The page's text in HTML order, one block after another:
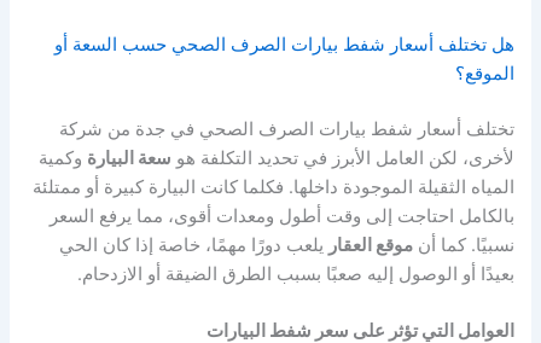
هل تختلف أسعار شفط بيارات الصرف الصحي حسب السعة أو
الموقع؟
تختلف أسعار شفط بيارات الصرف الصحي في جدة من شركة
لأخرى، لكن العامل الأبرز في تحديد التكلفة هو سعة البيارة وكمية
المياه الثقيلة الموجودة داخلها. فكلما كانت البيارة كبيرة أو ممتلئة
بالكامل احتاجت إلى وقت أطول ومعدات أقوى، مما يرفع السعر
نسبيًا. كما أنموقع العقار يلعب دورًا مهمًا، خاصة إذا كان الحي
بعيدًا أو الوصول إليه صعبًا بسبب الطرق الضيقة أو الازدحام.
العوامل التي تؤثر على سعر شفط البيارات